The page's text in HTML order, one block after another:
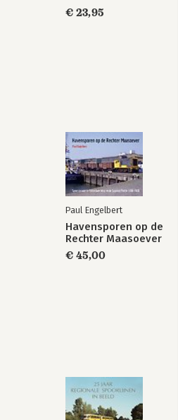
€ 23,95
Paul Engelbert
Havensporen op de
Rechter Maasoever
€ 45,00